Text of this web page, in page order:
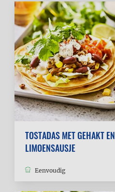
TOSTADAS MET GEHAKT EN
LIMOENSAUSJE
Eenvoudig